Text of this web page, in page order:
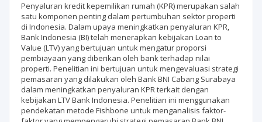
Penyaluran kredit kepemilikan rumah (KPR) merupakan salah
satu komponen penting dalam pertumbuhan sektor properti
di Indonesia. Dalam upaya meningkatkan penyaluran KPR,
Bank Indonesia (BI) telah menerapkan kebijakan Loan to
Value (LTV) yang bertujuan untuk mengatur proporsi
pembiayaan yang diberikan oleh bank terhadap nilai
properti. Penelitian ini bertujuan untuk mengevaluasi strategi
pemasaran yang dilakukan oleh Bank BNI Cabang Surabaya
dalam meningkatkan penyaluran KPR terkait dengan
kebijakan LTV Bank Indonesia. Penelitian ini menggunakan
pendekatan metode Fishbone untuk menganalisis faktor-